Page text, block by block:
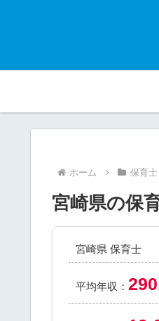
ホーム 保育士
宮崎県の保
宮崎県 保育士
平均年収：